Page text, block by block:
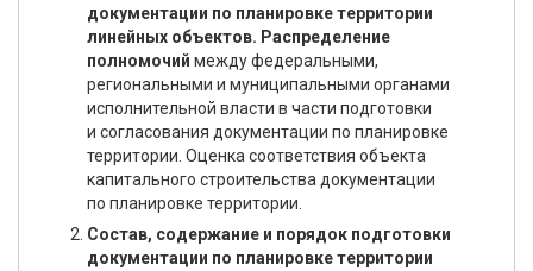
документации по планировке территории
линейных объектов. Распределение
полномочий между федеральными,
региональными и муниципальными органами
исполнительной власти в части подготовки
и согласования документации по планировке
территории. Оценка соответствия объекта
капитального строительства документации
по планировке территории.
Состав, содержание и порядок подготовки
документации по планировке территории